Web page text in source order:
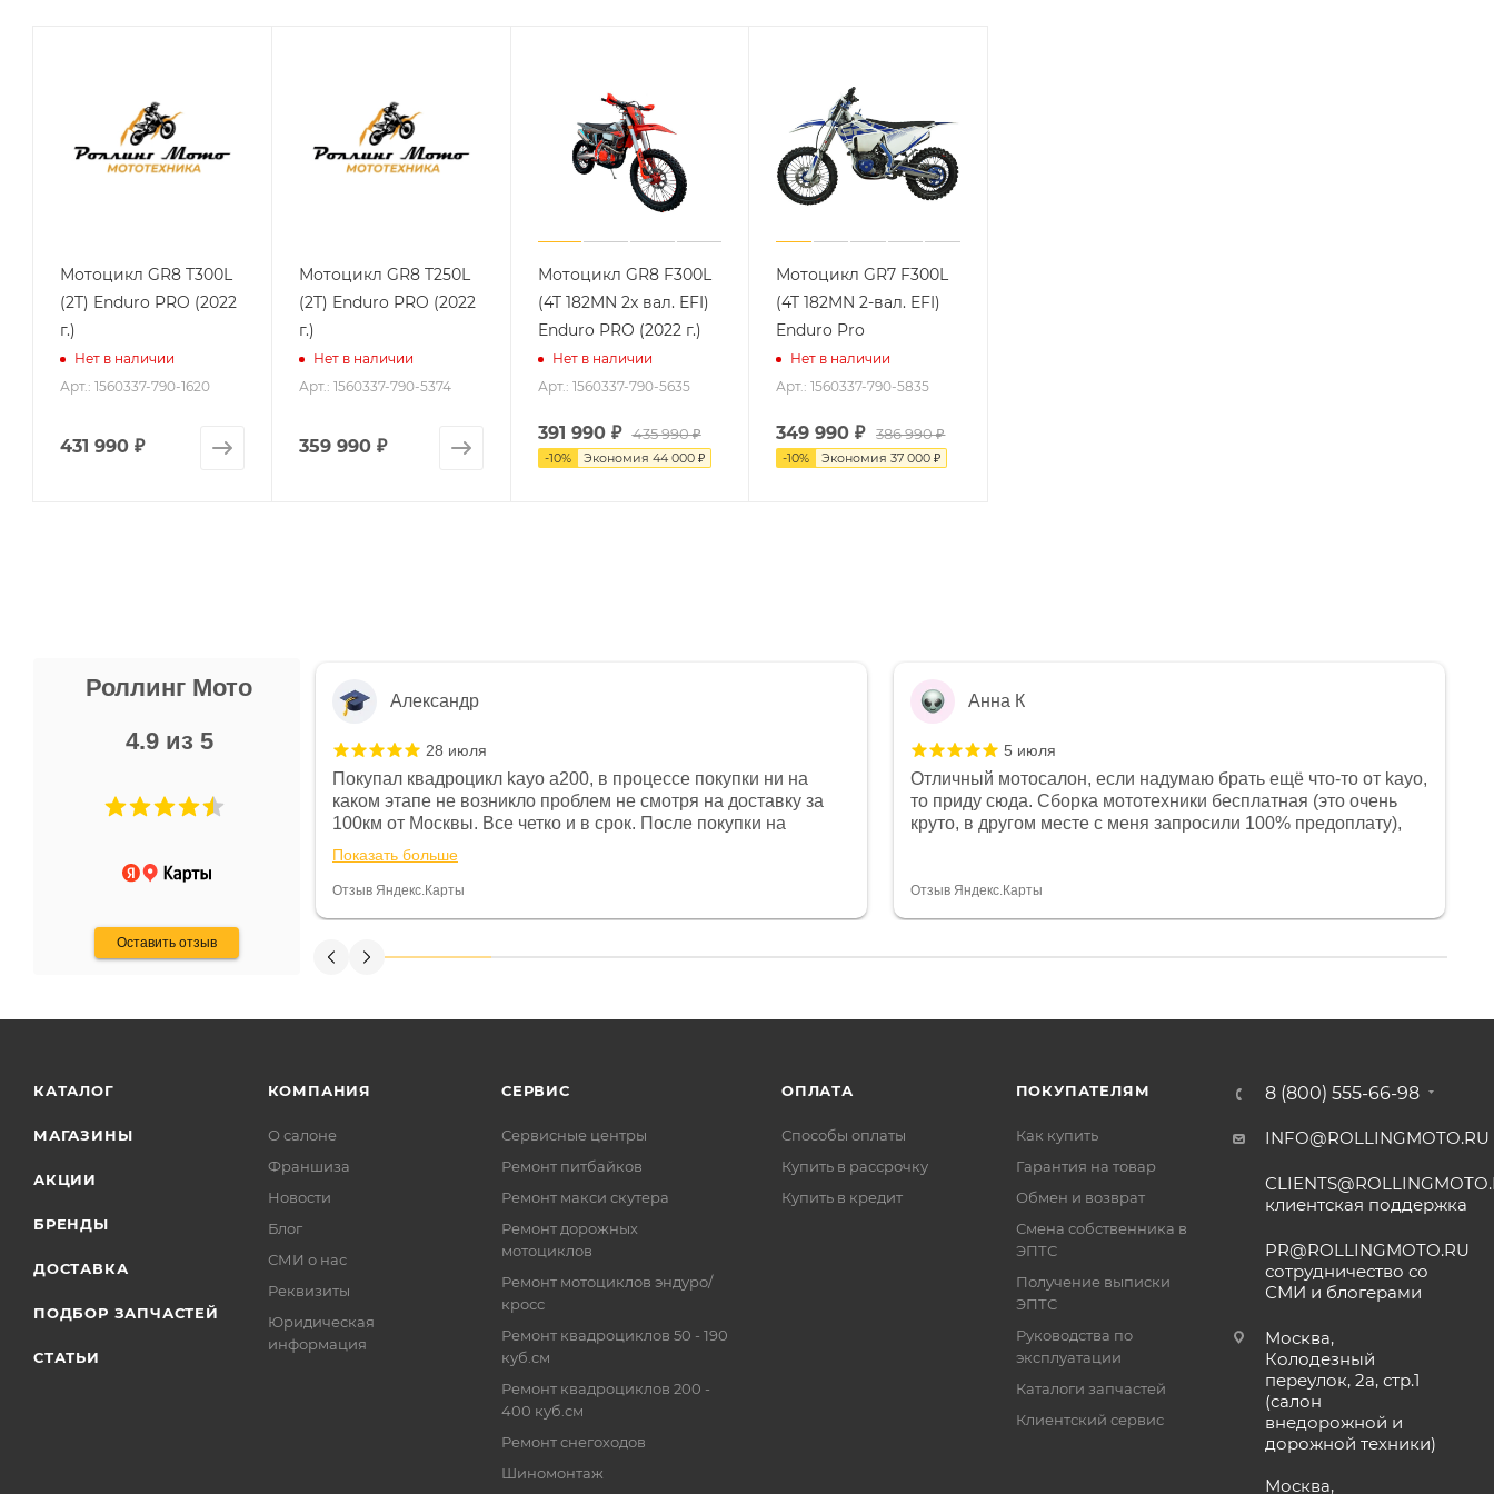
Мотоцикл GR8 T300L
(2T) Enduro PRO (2022
г.)
Нет в наличии
Арт.: 1560337-790-1620
431 990 ₽
Мотоцикл GR8 T250L
(2T) Enduro PRO (2022
г.)
Нет в наличии
Арт.: 1560337-790-5374
359 990₽
Мотоцикл GR8 F300L
(4T 182MN 2x вал. EFI)
Enduro PRO (2022 г.)
Нет в наличии
Арт.: 1560337-790-5635
391 990₽ 435 990₽
-10% Экономия 44 000₽
Мотоцикл GR7 F300L
(4T 182MN 2-вал. EFI)
Enduro Pro
Нет в наличии
Арт.: 1560337-790-5835
349 990 ₽ 386 990₽
-10% Экономия 37 000 ₽
Роллинг Мото
4.9 из 5
Оставить отзыв
Не понравились условия
и дают только на год)
Александр
28 июля
Покупал квадроцикл kayo a200, в процессе покупки ни на
каком этапе не возникло проблем не смотря на доставку за
100км от Москвы. Все четко и в срок. После покупки на
спидометре всегда был 0, при этом представители магазина
постоянно были на связи и в итоге проблема была решена.
Считаю, что это говорит о небезразличии к клиенту после
Показать больше
Отзыв Яндекс.Карты
Анна К
5 июля
Отличный мотосалон, если надумаю брать ещё что-то от kayo,
то приду сюда. Сборка мототехники бесплатная (это очень
круто, в другом месте с меня запросили 100% предоплату),
спасибо отдельное, всегда на связи, очень детально всё
Отзыв Яндекс.Карты
КАТАЛОГ
МАГАЗИНЫ
АКЦИИ
БРЕНДЫ
ДОСТАВКА
ПОДБОР ЗАПЧАСТЕЙ
СТАТЬИ
КОМПАНИЯ
О салоне
Франшиза
Новости
Блог
СМИ о нас
Реквизиты
Юридическая
информация
СЕРВИС
Сервисные центры
Ремонт питбайков
Ремонт макси скутера
Ремонт дорожных
мотоциклов
Ремонт мотоциклов эндуро/
кросс
Ремонт квадроциклов 50 - 190
куб.см
Ремонт квадроциклов 200 -
400 куб.см
Ремонт снегоходов
Шиномонтаж
ОПЛАТА
Способы оплаты
Купить в рассрочку
Купить в кредит
ПОКУПАТЕЛЯМ
Как купить
Гарантия на товар
Обмен и возврат
Смена собственника в
ЭПТС
Получение выписки
ЭПТС
Руководства по
эксплуатации
Каталоги запчастей
Клиентский сервис
8 (800) 555-66-98
INFO@ROLLINGMOTO.RU
клиентская поддержка
PR@ROLLINGMOTO.RU
сотрудничество со
СМИ и блогерами
Москва,
Колодезный
переулок, 2а, стр.1
(салон
внедорожной и
дорожной техники)
Москва,